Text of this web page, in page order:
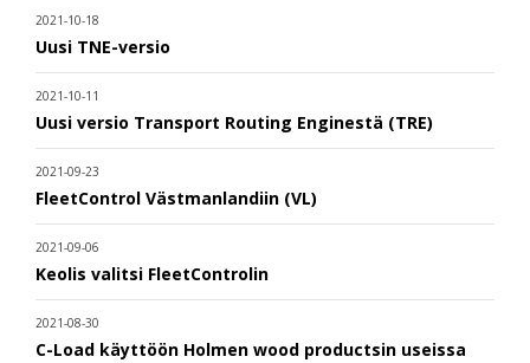
2021-10-18
Uusi TNE-versio
2021-10-11
Uusi versio Transport Routing Enginestä (TRE)
2021-09-23
FleetControl Västmanlandiin (VL)
2021-09-06
Keolis valitsi FleetControlin
2021-08-30
C-Load käyttöön Holmen wood productsin useissa